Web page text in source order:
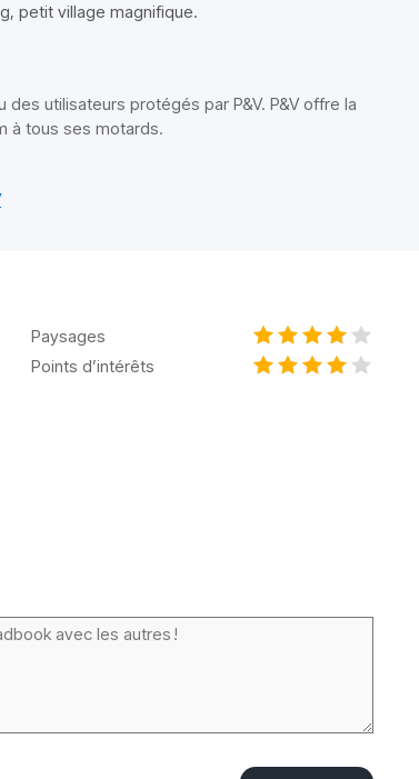
petit village magnifique.
utilisateurs protégés par P&V. P&V offre la
à tous ses motards.
Paysages
Points d’intérêts